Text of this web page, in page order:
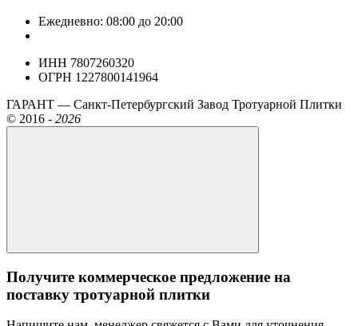
Ежедневно: 08:00 до 20:00
ИНН 7807260320
ОГРН 1227800141964
ГАРАНТ — Санкт-Петербургский Завод Тротуарной Плитки
© 2016 - 2026
Получите коммерческое предложение на
поставку тротуарной плитки